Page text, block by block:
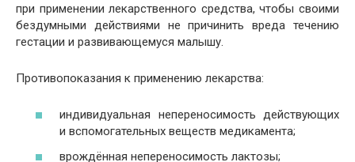
при применении лекарственного средства, чтобы своими
бездумными действиями не причинить вреда течению
гестации и развивающемуся малышу.
Противопоказания к применению лекарства:
индивидуальная непереносимость действующих
и вспомогательных веществ медикамента;
врождённая непереносимость лактозы;